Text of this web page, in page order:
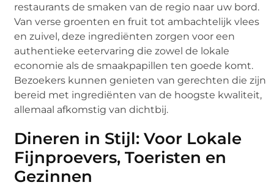
restaurants de smaken van de regio naar uw bord.
Van verse groenten en fruit tot ambachtelijk vlees
en zuivel, deze ingrediënten zorgen voor een
authentieke eetervaring die zowel de lokale
economie als de smaakpapillen ten goede komt.
Bezoekers kunnen genieten van gerechten die zijn
bereid met ingrediënten van de hoogste kwaliteit,
allemaal afkomstig van dichtbij.
Dineren in Stijl: Voor Lokale
Fijnproevers, Toeristen en
Gezinnen